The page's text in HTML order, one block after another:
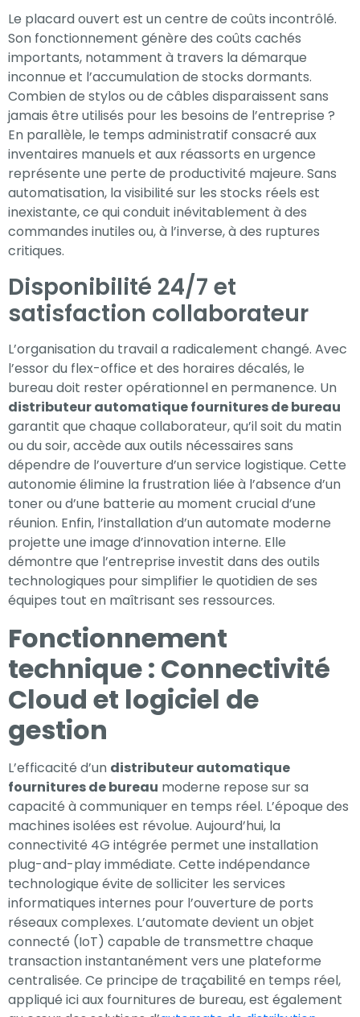
Le placard ouvert est un centre de coûts incontrôlé.
Son fonctionnement génère des coûts cachés
importants, notamment à travers la démarque
inconnue et l’accumulation de stocks dormants.
Combien de stylos ou de câbles disparaissent sans
jamais être utilisés pour les besoins de l’entreprise ?
En parallèle, le temps administratif consacré aux
inventaires manuels et aux réassorts en urgence
représente une perte de productivité majeure. Sans
automatisation, la visibilité sur les stocks réels est
inexistante, ce qui conduit inévitablement à des
commandes inutiles ou, à l’inverse, à des ruptures
critiques.
Disponibilité 24/7 et
satisfaction collaborateur
L’organisation du travail a radicalement changé. Avec
l’essor du flex-office et des horaires décalés, le
bureau doit rester opérationnel en permanence. Un
distributeur automatique fournitures de bureau
garantit que chaque collaborateur, qu’il soit du matin
ou du soir, accède aux outils nécessaires sans
dépendre de l’ouverture d’un service logistique. Cette
autonomie élimine la frustration liée à l’absence d’un
toner ou d’une batterie au moment crucial d’une
réunion. Enfin, l’installation d’un automate moderne
projette une image d’innovation interne. Elle
démontre que l’entreprise investit dans des outils
technologiques pour simplifier le quotidien de ses
équipes tout en maîtrisant ses ressources.
Fonctionnement
technique : Connectivité
Cloud et logiciel de
gestion
L’efficacité d’un distributeur automatique
fournitures de bureau moderne repose sur sa
capacité à communiquer en temps réel. L’époque des
machines isolées est révolue. Aujourd’hui, la
connectivité 4G intégrée permet une installation
plug-and-play immédiate. Cette indépendance
technologique évite de solliciter les services
informatiques internes pour l’ouverture de ports
réseaux complexes. L’automate devient un objet
connecté (IoT) capable de transmettre chaque
transaction instantanément vers une plateforme
centralisée. Ce principe de traçabilité en temps réel,
appliqué ici aux fournitures de bureau, est également